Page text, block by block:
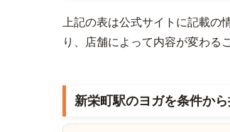
上記の表は公式サイトに記載の
り、店舗によって内容が変わる
新栄町駅のヨガを条件か